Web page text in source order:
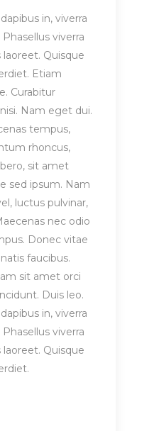
in, viverra
viverra
Quisque
Etiam
Curabitur
Nam eget dui.
tempus,
rhoncus,
sit amet
sed ipsum. Nam
luctus pulvinar,
nec odio
Donec vitae
faucibus.
sit amet orci
Duis leo.
in, viverra
viverra
Quisque